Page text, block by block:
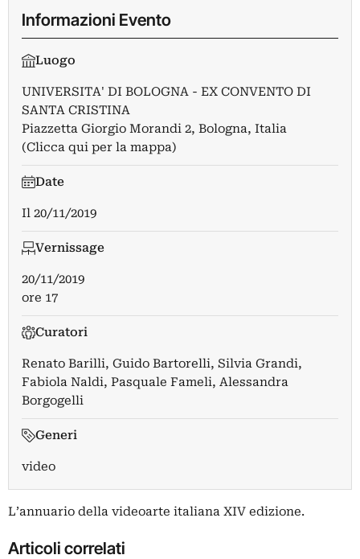
Informazioni Evento
Luogo
UNIVERSITA' DI BOLOGNA - EX CONVENTO DI
SANTA CRISTINA
Piazzetta Giorgio Morandi 2, Bologna, Italia
(Clicca qui per la mappa)
Date
Il 20/11/2019
Vernissage
20/11/2019
ore 17
Curatori
Renato Barilli, Guido Bartorelli, Silvia Grandi,
Fabiola Naldi, Pasquale Fameli, Alessandra
Borgogelli
Generi
video
L’annuario della videoarte italiana XIV edizione.
Articoli correlati